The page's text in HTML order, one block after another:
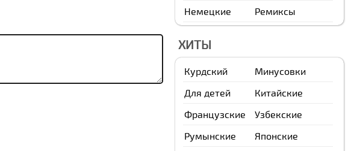
Немецкие
Ремиксы
ХИТЫ
Курдский
Минусовки
Для детей
Китайские
Французские
Узбекские
Румынские
Японские